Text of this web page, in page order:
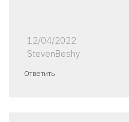
12/04/2022
StevenBeshy
Ответить